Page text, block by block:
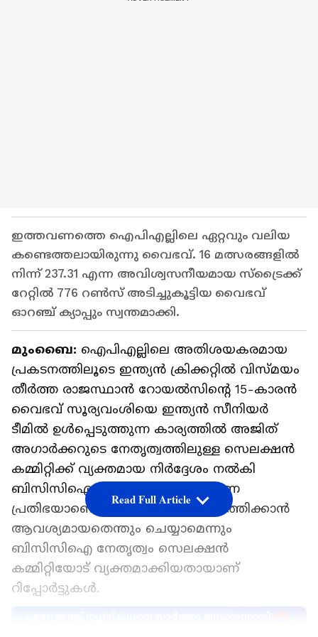
ഇത്തവണത്തെ ഐപിഎല്ലിലെ ഏറ്റവും വലിയ
കണ്ടെത്തലായിരുന്നു വൈഭവ്. 16 മത്സരങ്ങളിൽ
നിന്ന് 237.31 എന്ന അവിശ്വസനീയമായ സ്ട്രൈക്ക്
റേറ്റിൽ 776 റൺസ് അടിച്ചുകൂട്ടിയ വൈഭവ്
ഓറഞ്ച് ക്യാപ്പും സ്വന്തമാക്കി.
മുംബൈ: ഐപിഎല്ലിലെ അതിശയകരമായ
പ്രകടനത്തിലൂടെ ഇന്ത്യൻ ക്രിക്കറ്റിൽ വിസ്മയം
തീർത്ത രാജസ്ഥാന്‍ റോയല്‍സിന്‍റെ 15-കാരൻ
വൈഭവ് സൂര്യവംശിയെ ഇന്ത്യൻ സീനിയർ
ടീമിൽ ഉള്‍പ്പെടുത്തുന്ന കാര്യത്തില്‍ അജിത്
അഗാര്‍ക്കറുടെ നേതൃത്വത്തിലുള്ള സെലക്ഷൻ
കമ്മിറ്റിക്ക് വ്യക്തമായ നിർദ്ദേശം നൽകി
ബിസിസിഐ. വൈഭവ് അസാധാരണ
പ്രതിഭയാണെന്നും അവനെ ടീമിലെത്തിക്കാൻ
ആവശ്യമായതെന്തും ചെയ്യാമെന്നും
ബിസിസിഐ നേതൃത്വം സെലക്ഷൻ
കമ്മിറ്റിയോട് വ്യക്തമാക്കിയതായാണ്
റിപ്പോർട്ടുകൾ.
Read Full Article